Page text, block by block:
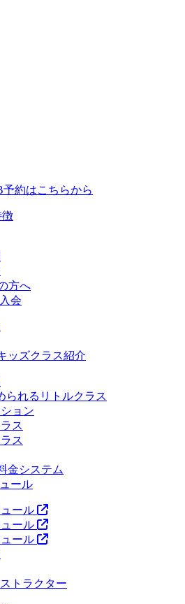
予約はこちらから
徴
方へ
会
ッズクラス紹介
られるリトルクラス
ョン
ス
ス
金システム
ール
ール
ール
ール
トラクター